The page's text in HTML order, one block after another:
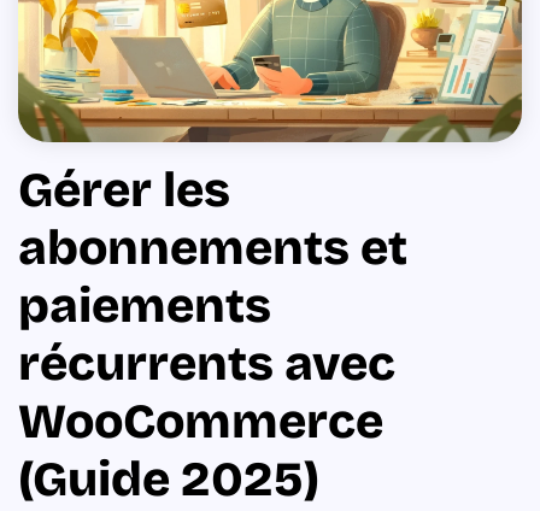
Gérer les
abonnements et
paiements
récurrents avec
WooCommerce
(Guide 2025)